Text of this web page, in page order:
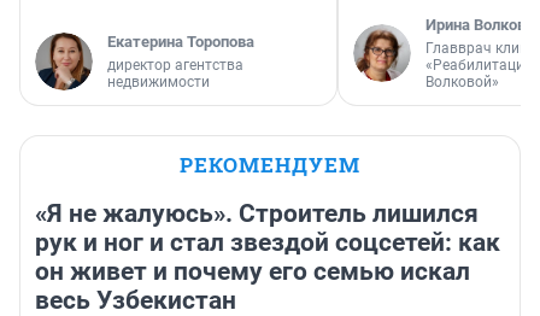
Екатерина Торопова
директор агентства
недвижимости
Ирина Волкова
Главврач
«Реабилитация
Волковой»
РЕКОМЕНДУЕМ
«Я не жалуюсь». Строитель лишился
рук и ног и стал звездой соцсетей: как
он живет и почему его семью искал
весь Узбекистан